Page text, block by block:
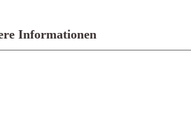
Informationen